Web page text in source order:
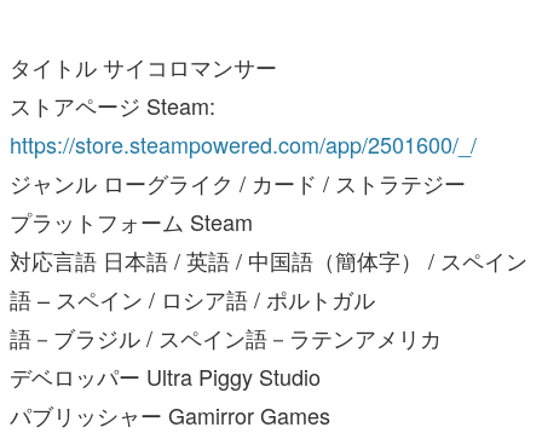
タイトル サイコロマンサー
ストアページ Steam:
https://store.steampowered.com/app/2501600/_/
ジャンル ローグライク / カード / ストラテジー
プラットフォーム Steam
対応言語 日本語 / 英語 / 中国語（簡体字） / スペイン
語 – スペイン / ロシア語 / ポルトガル
語－ブラジル / スペイン語－ラテンアメリカ
デベロッパー Ultra Piggy Studio
パブリッシャー Gamirror Games